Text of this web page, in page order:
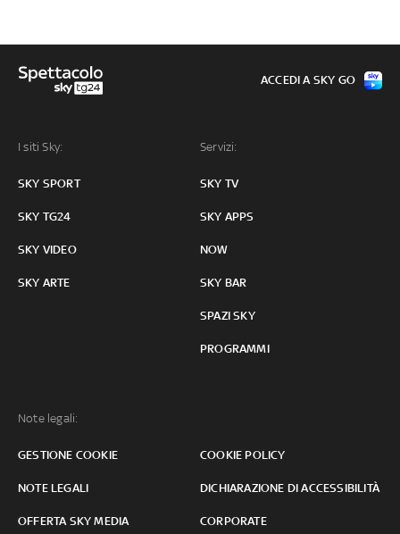
I siti Sky:
SKY SPORT
SKY TG24
SKY VIDEO
SKY ARTE
Servizi:
SKY TV
SKY APPS
NOW
SKY BAR
SPAZI SKY
PROGRAMMI
Note legali:
GESTIONE COOKIE COOKIE POLICY
NOTE LEGALI DICHIARAZIONE DI ACCESSIBILITÀ
OFFERTA SKY MEDIA CORPORATE
ACCEDI A SKY GO